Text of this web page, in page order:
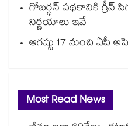
గోబర్ధన్ పథకానికి గ్రీన్
నిర్ణయాలు ఇవే
ఆగష్టు 17 నుంచి ఏపీ
Most Read News